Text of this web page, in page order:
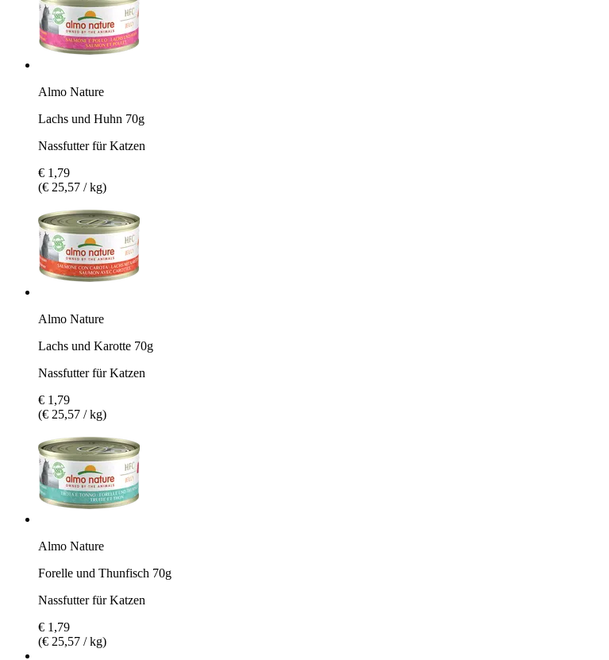
Almo Nature
Lachs und Huhn 70g
Nassfutter für Katzen
€ 1,79
(€ 25,57 / kg)
Almo Nature
Lachs und Karotte 70g
Nassfutter für Katzen
€ 1,79
(€ 25,57 / kg)
Almo Nature
Forelle und Thunfisch 70g
Nassfutter für Katzen
€ 1,79
(€ 25,57 / kg)